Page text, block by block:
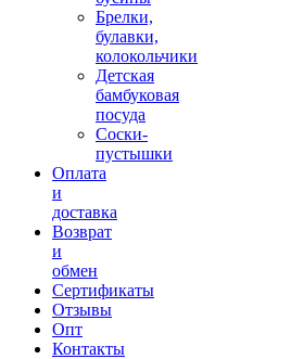
Брелки,
булавки,
колокольчики
Детская
бамбуковая
посуда
Соски-
пустышки
Оплата
и
доставка
Возврат
и
обмен
Сертификаты
Отзывы
Опт
Контакты